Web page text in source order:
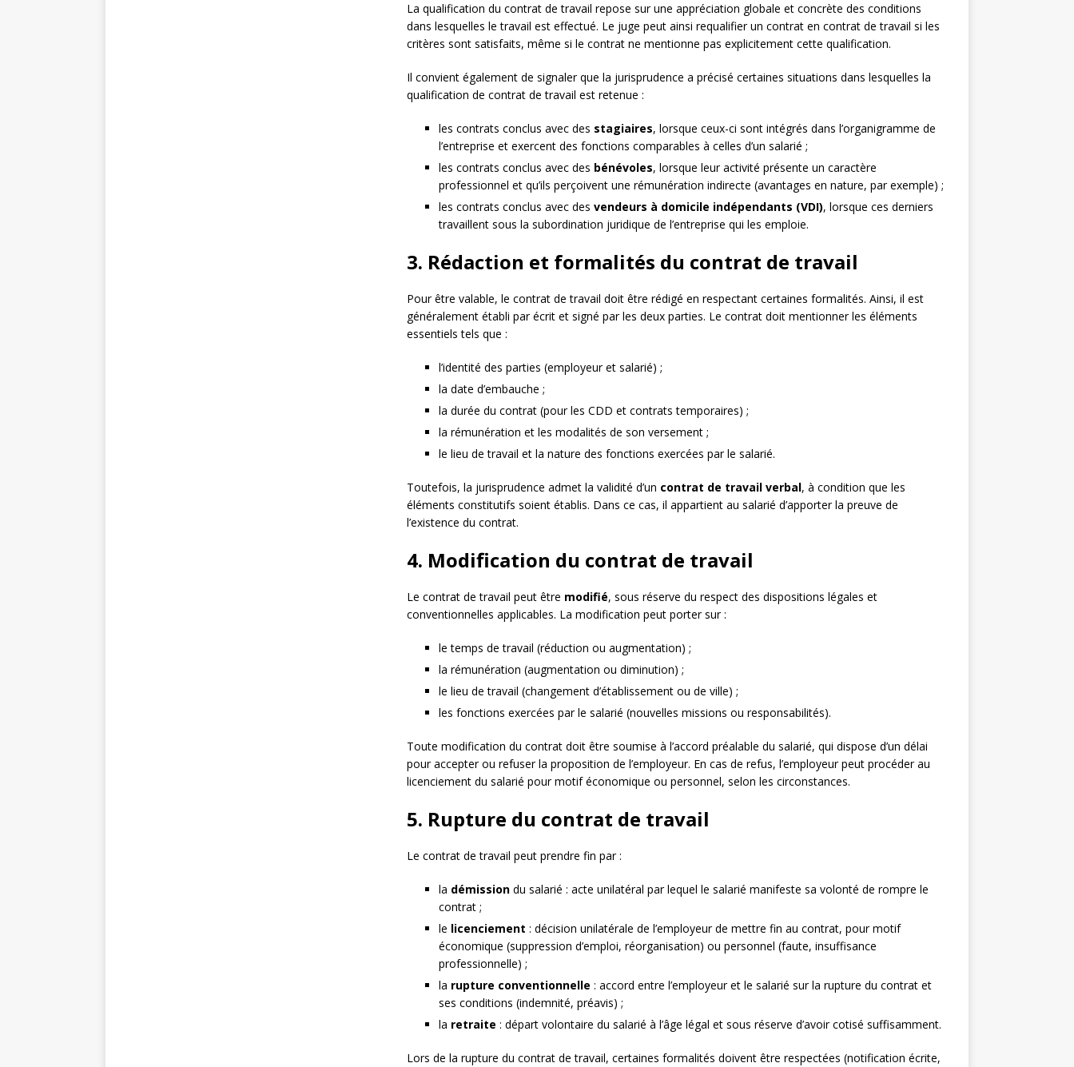
La qualification du contrat de travail repose sur une appréciation globale et concrète des conditions
dans lesquelles le travail est effectué. Le juge peut ainsi requalifier un contrat en contrat de travail si les
critères sont satisfaits, même si le contrat ne mentionne pas explicitement cette qualification.
Il convient également de signaler que la jurisprudence a précisé certaines situations dans lesquelles la
qualification de contrat de travail est retenue :
les contrats conclus avec des stagiaires, lorsque ceux-ci sont intégrés dans l’organigramme de
l’entreprise et exercent des fonctions comparables à celles d’un salarié ;
les contrats conclus avec des bénévoles, lorsque leur activité présente un caractère
professionnel et qu’ils perçoivent une rémunération indirecte (avantages en nature, par exemple) ;
les contrats conclus avec des vendeurs à domicile indépendants (VDI), lorsque ces derniers
travaillent sous la subordination juridique de l’entreprise qui les emploie.
3. Rédaction et formalités du contrat de travail
Pour être valable, le contrat de travail doit être rédigé en respectant certaines formalités. Ainsi, il est
généralement établi par écrit et signé par les deux parties. Le contrat doit mentionner les éléments
essentiels tels que :
l’identité des parties (employeur et salarié) ;
la date d’embauche ;
la durée du contrat (pour les CDD et contrats temporaires) ;
la rémunération et les modalités de son versement ;
le lieu de travail et la nature des fonctions exercées par le salarié.
Toutefois, la jurisprudence admet la validité d’un contrat de travail verbal, à condition que les
éléments constitutifs soient établis. Dans ce cas, il appartient au salarié d’apporter la preuve de
l’existence du contrat.
4. Modification du contrat de travail
Le contrat de travail peut être modifié, sous réserve du respect des dispositions légales et
conventionnelles applicables. La modification peut porter sur :
le temps de travail (réduction ou augmentation) ;
la rémunération (augmentation ou diminution) ;
le lieu de travail (changement d’établissement ou de ville) ;
les fonctions exercées par le salarié (nouvelles missions ou responsabilités).
Toute modification du contrat doit être soumise à l’accord préalable du salarié, qui dispose d’un délai
pour accepter ou refuser la proposition de l’employeur. En cas de refus, l’employeur peut procéder au
licenciement du salarié pour motif économique ou personnel, selon les circonstances.
5. Rupture du contrat de travail
Le contrat de travail peut prendre fin par :
la démissiondu salarié : acte unilatéral par lequel le salarié manifeste sa volonté de rompre le
contrat ;
le licenciement : décision unilatérale de l’employeur de mettre fin au contrat, pour motif
économique (suppression d’emploi, réorganisation) ou personnel (faute, insuffisance
professionnelle) ;
la rupture conventionnelle : accord entre l’employeur et le salarié sur la rupture du contrat et
ses conditions (indemnité, préavis) ;
la retraite : départ volontaire du salarié à l’âge légal et sous réserve d’avoir cotisé suffisamment.
Lors de la rupture du contrat de travail, certaines formalités doivent être respectées (notification écrite,